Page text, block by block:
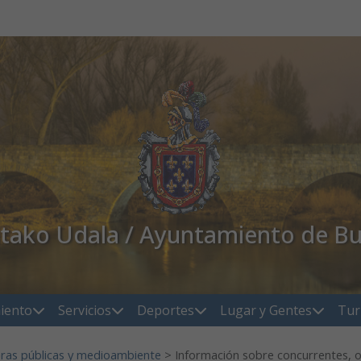
Udala / Ayuntamiento de
Servicios Deportes Lugar y Gentes
públicas y medioambiente > Información sobre concurrentes,